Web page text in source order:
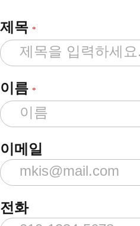
제목 *
이름 *
이메일
전화